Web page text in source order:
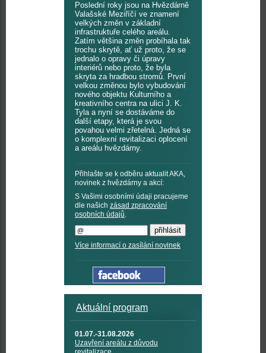
Poslední roky jsou na Hvězdárně
Valašské Meziříčí ve znamení
velkých změn v základní
infrastruktuře celého areálu.
Zatím většina změn probíhala tak
trochu skrytě, ať už proto, že se
jednalo o opravy či úpravy
interiérů nebo proto, že byla
skryta za hradbou stromů. První
velkou změnou bylo vybudování
nového objektu Kulturního a
kreativního centra na ulici J. K.
Tyla a nyní se dostáváme do
další etapy, která je svou
povahou velmi zřetelná. Jedná se
o komplexní revitalizaci oplocení
a areálu hvězdárny.
Přihlašte se k odběru aktualit AKA,
novinek z hvězdárny a akcí:
S Vašimi osobními údaji pracujeme
dle našich zásad zpracování
osobních údajů.
Více informací o zasílání novinek
Aktuální program
01.07.-31.08.2026
Uzavření areálu z důvodu